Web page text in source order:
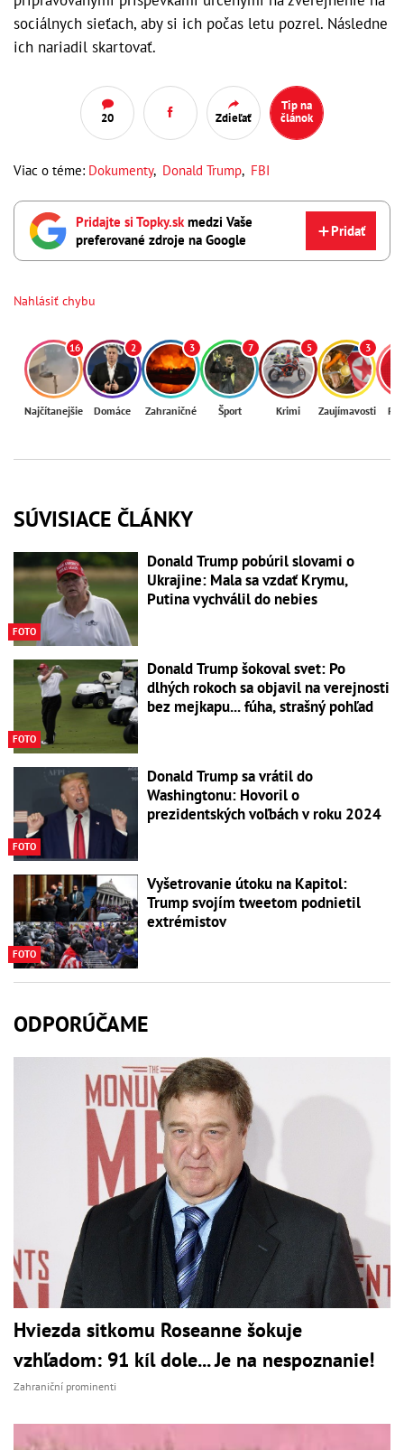
sociálnych sieťach, aby si ich počas letu pozrel. Následne
ich nariadil skartovať.
20 Zdieľať
Tip na
článok
Viac o téme: Dokumenty, Donald Trump, FBI
Pridajte si Topky.sk medzi Vaše
preferované zdroje na Google
Pridať
Nahlásiť chybu
16
Najčítanejšie
2
Domáce
3
Zahraničné
7
Šport
5
Krimi
3
Zaujímavosti
SÚVISIACE ČLÁNKY
FOTO
Donald Trump pobúril slovami o
Ukrajine: Mala sa vzdať Krymu,
Putina vychválil do nebies
FOTO
Donald Trump šokoval svet: Po
dlhých rokoch sa objavil na verejnosti
bez mejkapu... fúha, strašný pohľad
FOTO
Donald Trump sa vrátil do
Washingtonu: Hovoril o
prezidentských voľbách v roku 2024
FOTO
Vyšetrovanie útoku na Kapitol:
Trump svojím tweetom podnietil
extrémistov
ODPORÚČAME
Hviezda sitkomu Roseanne šokuje
vzhľadom: 91 kíl dole... Je na nespoznanie!
Zahraniční prominenti